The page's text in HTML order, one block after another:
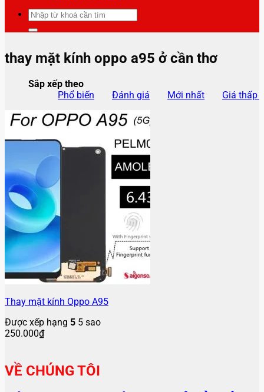
Tìm
kiếm:
thay mặt kính oppo a95 ở cần thơ
Sắp xếp theo
Phổ biến
Đánh giá Mới nhất Giá thấp
Thay mặt kính Oppo A95
Được xếp hạng 5 5 sao
250.000₫
VỀ CHÚNG TÔI